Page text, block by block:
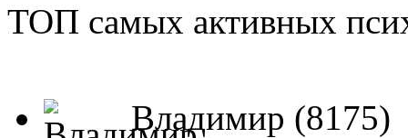
ТОП самых активных
Владимир (8175)